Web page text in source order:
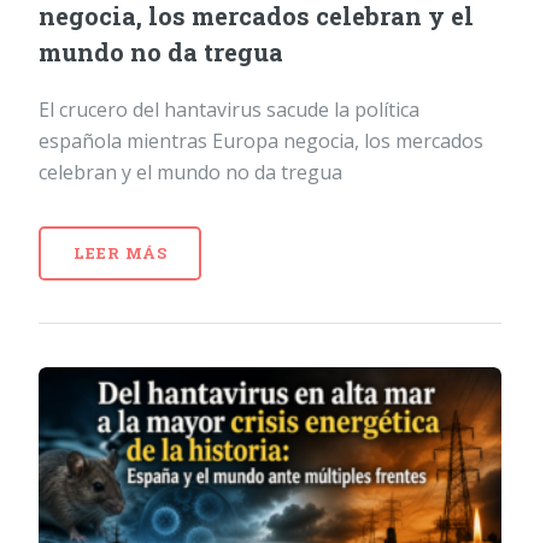
negocia, los mercados celebran y el
mundo no da tregua
El crucero del hantavirus sacude la política
española mientras Europa negocia, los mercados
celebran y el mundo no da tregua
LEER MÁS